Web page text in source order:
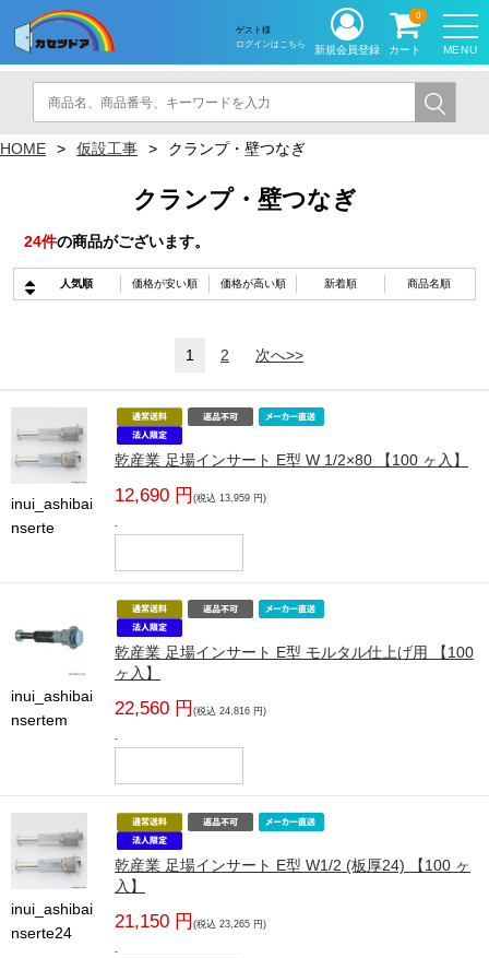
MENU
ゲスト様
ログインはこちら
新規会員登録 カート
0
HOME 仮設工事 クランプ・壁つなぎ
クランプ・壁つなぎ
24件の商品がございます。
人気順 価格が安い順 価格が高い順 新着順 商品名順
1 2 次へ>>
inui_ashibai
nserte
乾産業 足場インサート E型 W 1/2×80 【100 ヶ入】
12,690 円 (税込 13,959 円)
-
inui_ashibai
nsertem
乾産業 足場インサート E型 モルタル仕上げ用 【100
ヶ入】
22,560 円 (税込 24,816 円)
-
inui_ashibai
nserte24
乾産業 足場インサート E型 W1/2 (板厚24) 【100 ヶ
入】
21,150 円 (税込 23,265 円)
-